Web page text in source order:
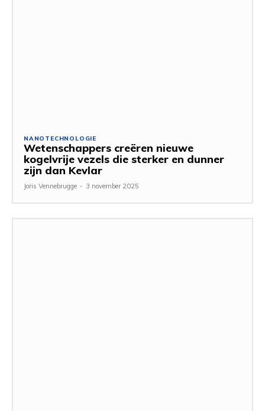
NANOTECHNOLOGIE
Wetenschappers creëren nieuwe
kogelvrije vezels die sterker en dunner
zijn dan Kevlar
Joris Vennebrugge - 3 november 2025